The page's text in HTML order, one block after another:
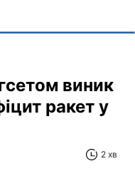
виник
ракет у
2 хв